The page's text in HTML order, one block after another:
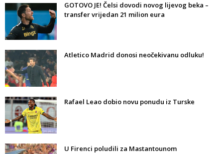
GOTOVO JE! Čelsi dovodi novog lijevog beka –
transfer vrijedan 21 milion eura
Atletico Madrid donosi neočekivanu odluku!
Rafael Leao dobio novu ponudu iz Turske
U Firenci poludili za Mastantounom